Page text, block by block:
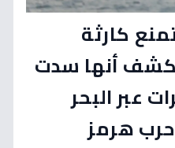
كارثة
تكشف أنها سدت
عبر البحر
حرب هرمز